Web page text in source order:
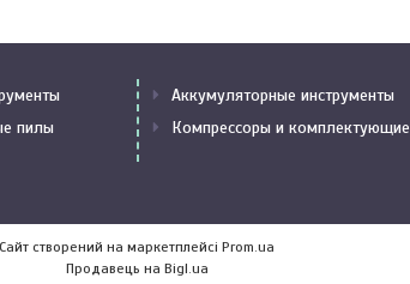
пилы
Аккумуляторные инструменты
Компрессоры и комплектующие
Сайт створений на маркетплейсі Prom.ua
Продавець на Bigl.ua